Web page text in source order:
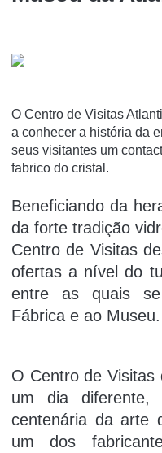
O Centro de Visitas
a conhecer a história da
seus visitantes um
fabrico do cristal.
Beneficiando da
da forte tradição
Centro de Visitas
ofertas a nível do
entre as quais
Fábrica e ao Museu.
O Centro de Visitas
um dia diferente,
centenária da arte
um dos